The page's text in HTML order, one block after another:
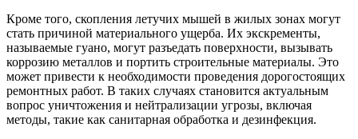
Кроме того, скопления летучих мышей в жилых зонах могут
стать причиной материального ущерба. Их экскременты,
называемые гуано, могут разъедать поверхности, вызывать
коррозию металлов и портить строительные материалы. Это
может привести к необходимости проведения дорогостоящих
ремонтных работ. В таких случаях становится актуальным
вопрос уничтожения и нейтрализации угрозы, включая
методы, такие как санитарная обработка и дезинфекция.